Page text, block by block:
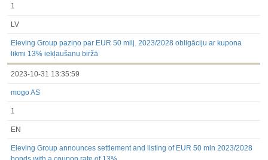
1
LV
Eleving Group paziņo par EUR 50 milj. 2023/2028 obligāciju ar kupona
likmi 13% iekļaušanu biržā
2023-10-31 13:35:59
mogo AS
1
EN
Eleving Group announces settlement and listing of EUR 50 mln 2023/2028